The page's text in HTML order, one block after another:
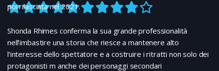
poi rilasciata nel 2021.
Shonda Rhimes conferma la sua grande professionalità
nell’imbastire una storia che riesce a mantenere alto
l’interesse dello spettatore e a costruire i ritratti non solo dei
protagonisti m anche dei personaggi secondari